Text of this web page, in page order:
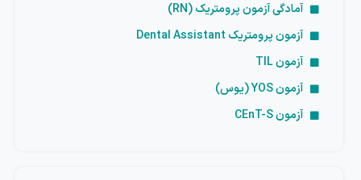
آمادگی آزمون پرومتریک (RN)
آزمون پرومتریک Dental Assistant
آزمون TIL
آزمون YOS (یوس)
آزمون CEnT-S